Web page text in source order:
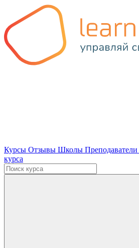
Курсы Отзывы Школы Преподаватели
курса